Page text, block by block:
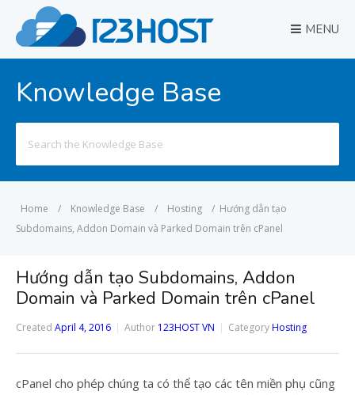
MENU
Knowledge Base
for:
Home / Knowledge Base / Hosting / Hướng dẫn tạo
Subdomains, Addon Domain và Parked Domain trên cPanel
Hướng dẫn tạo Subdomains, Addon
Domain và Parked Domain trên cPanel
Created April 4, 2016 Author 123HOST VN CategoryHosting
cPanel cho phép chúng ta có thể tạo các tên miền phụ cũng